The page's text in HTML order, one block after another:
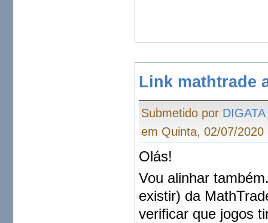
Link mathtrade
Submetido por DIGATA
em Quinta, 02/07/2020
Olás!
Vou alinhar
existir) da
verificar que jogos